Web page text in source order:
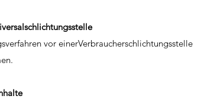
vor einerVerbraucherschlichtungsstelle